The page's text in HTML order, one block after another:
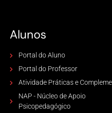
Alunos
Portal do Aluno
Portal do Professor
Atividade Práticas e
NAP - Núcleo de Apoio
Psicopedagógico